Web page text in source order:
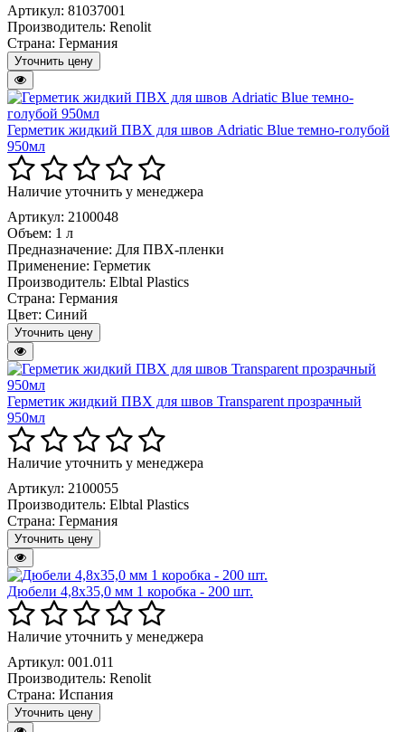
Артикул: 81037001
Производитель: Renolit
Страна: Германия
Уточнить цену
Герметик жидкий ПВХ для швов Adriatic Blue темно-голубой
950мл
Наличие уточнить у менеджера
Артикул: 2100048
Объем: 1 л
Предназначение: Для ПВХ-пленки
Применение: Герметик
Производитель: Elbtal Plastics
Страна: Германия
Цвет: Синий
Уточнить цену
Герметик жидкий ПВХ для швов Transparent прозрачный
950мл
Наличие уточнить у менеджера
Артикул: 2100055
Производитель: Elbtal Plastics
Страна: Германия
Уточнить цену
Дюбели 4,8х35,0 мм 1 коробка - 200 шт.
Наличие уточнить у менеджера
Артикул: 001.011
Производитель: Renolit
Страна: Испания
Уточнить цену